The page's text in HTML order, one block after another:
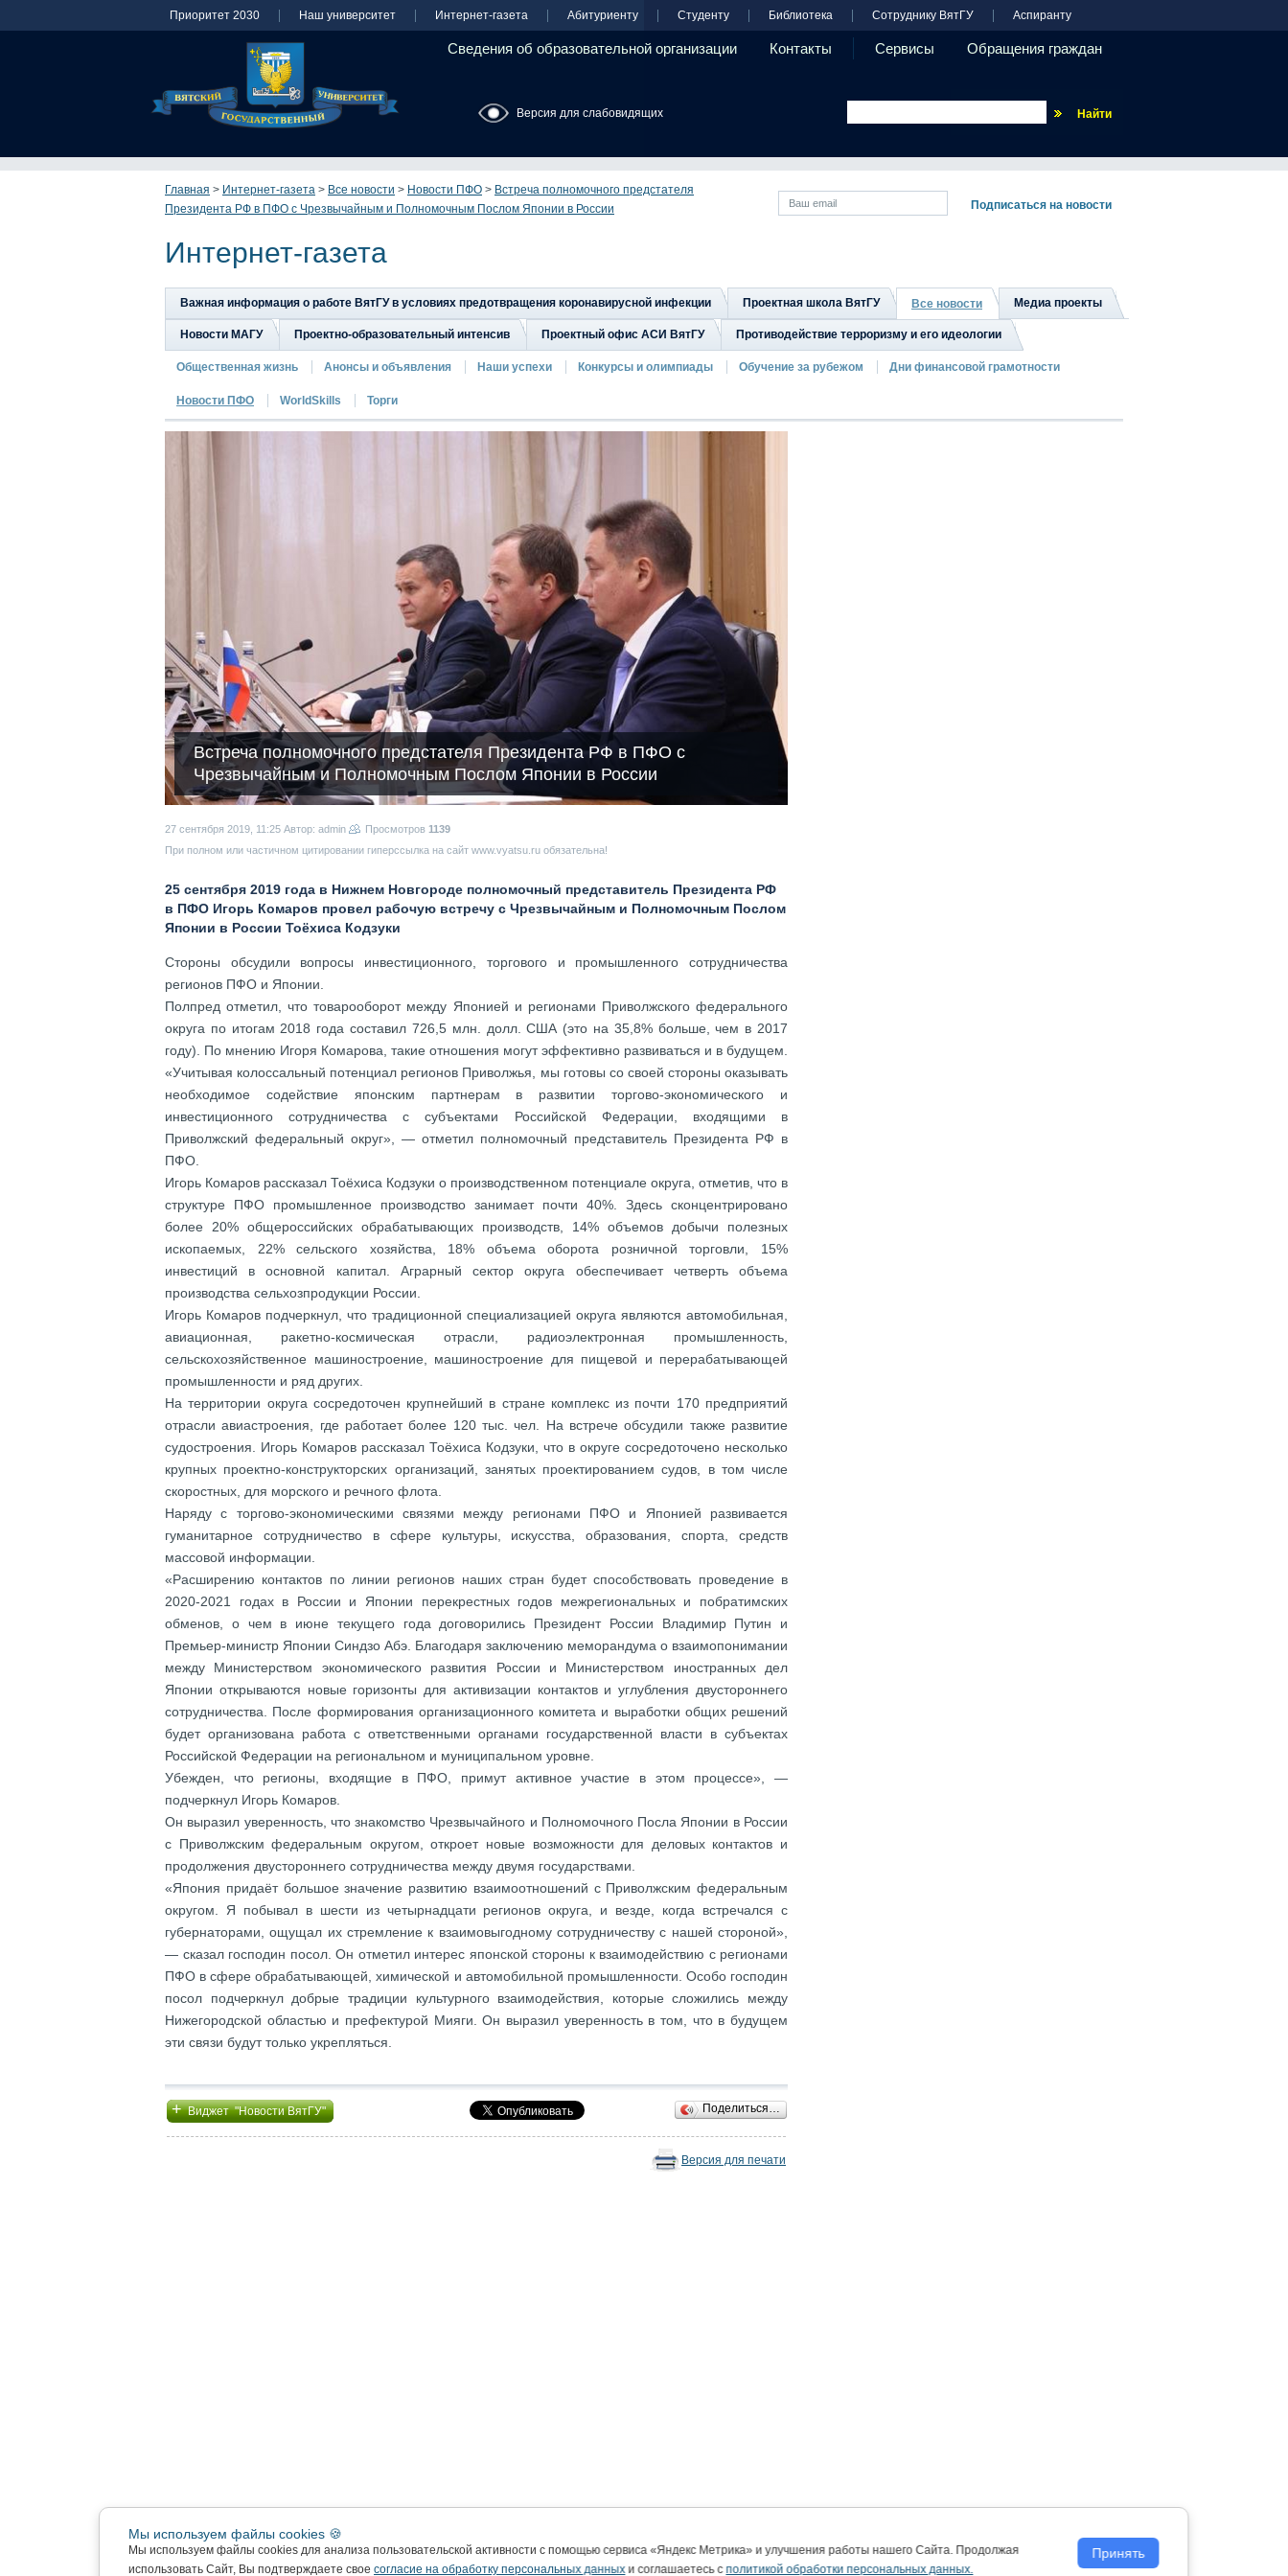
Приоритет 2030 Наш университет Интернет-газета Абитуриенту Студенту Библиотека Сотруднику ВятГУ Аспиранту
Сведения об образовательной организации Контакты Сервисы Обращения граждан
Версия для слабовидящих
Главная > Интернет-газета > Все новости > Новости ПФО > Встреча полномочного предстателя
Президента РФ в ПФО с Чрезвычайным и Полномочным Послом Японии в России
Интернет-газета
Важная информация о работе ВятГУ в условиях предотвращения коронавирусной инфекции Проектная школа ВятГУ Все новости Медиа проекты
Новости МАГУ Проектно-образовательный интенсив Проектный офис АСИ ВятГУ Противодействие терроризму и его идеологии
Общественная жизнь Анонсы и объявления Наши успехи Конкурсы и олимпиады Обучение за рубежом Дни финансовой грамотности
Новости ПФО WorldSkills Торги
Встреча полномочного предстателя Президента РФ в ПФО с
Чрезвычайным и Полномочным Послом Японии в России
27 сентября 2019, 11:25 Автор: admin Просмотров 1139
При полном или частичном цитировании гиперссылка на сайт www.vyatsu.ru обязательна!
25 сентября 2019 года в Нижнем Новгороде полномочный представитель Президента РФ
в ПФО Игорь Комаров провел рабочую встречу с Чрезвычайным и Полномочным Послом
Японии в России Тоёхиса Кодзуки
Стороны обсудили вопросы инвестиционного, торгового и промышленного сотрудничества
регионов ПФО и Японии.
Полпред отметил, что товарооборот между Японией и регионами Приволжского федерального
округа по итогам 2018 года составил 726,5 млн. долл. США (это на 35,8% больше, чем в 2017
году). По мнению Игоря Комарова, такие отношения могут эффективно развиваться и в будущем.
«Учитывая колоссальный потенциал регионов Приволжья, мы готовы со своей стороны оказывать
необходимое содействие японским партнерам в развитии торгово-экономического и
инвестиционного сотрудничества с субъектами Российской Федерации, входящими в
Приволжский федеральный округ», — отметил полномочный представитель Президента РФ в
ПФО.
Игорь Комаров рассказал Тоёхиса Кодзуки о производственном потенциале округа, отметив, что в
структуре ПФО промышленное производство занимает почти 40%. Здесь сконцентрировано
более 20% общероссийских обрабатывающих производств, 14% объемов добычи полезных
ископаемых, 22% сельского хозяйства, 18% объема оборота розничной торговли, 15%
инвестиций в основной капитал. Аграрный сектор округа обеспечивает четверть объема
производства сельхозпродукции России.
Игорь Комаров подчеркнул, что традиционной специализацией округа являются автомобильная,
авиационная, ракетно-космическая отрасли, радиоэлектронная промышленность,
сельскохозяйственное машиностроение, машиностроение для пищевой и перерабатывающей
промышленности и ряд других.
На территории округа сосредоточен крупнейший в стране комплекс из почти 170 предприятий
отрасли авиастроения, где работает более 120 тыс. чел. На встрече обсудили также развитие
судостроения. Игорь Комаров рассказал Тоёхиса Кодзуки, что в округе сосредоточено несколько
крупных проектно-конструкторских организаций, занятых проектированием судов, в том числе
скоростных, для морского и речного флота.
Наряду с торгово-экономическими связями между регионами ПФО и Японией развивается
гуманитарное сотрудничество в сфере культуры, искусства, образования, спорта, средств
массовой информации.
«Расширению контактов по линии регионов наших стран будет способствовать проведение в
2020-2021 годах в России и Японии перекрестных годов межрегиональных и побратимских
обменов, о чем в июне текущего года договорились Президент России Владимир Путин и
Премьер-министр Японии Синдзо Абэ. Благодаря заключению меморандума о взаимопонимании
между Министерством экономического развития России и Министерством иностранных дел
Японии открываются новые горизонты для активизации контактов и углубления двустороннего
сотрудничества. После формирования организационного комитета и выработки общих решений
будет организована работа с ответственными органами государственной власти в субъектах
Российской Федерации на региональном и муниципальном уровне.
Убежден, что регионы, входящие в ПФО, примут активное участие в этом процессе», —
подчеркнул Игорь Комаров.
Он выразил уверенность, что знакомство Чрезвычайного и Полномочного Посла Японии в России
с Приволжским федеральным округом, откроет новые возможности для деловых контактов и
продолжения двустороннего сотрудничества между двумя государствами.
«Япония придаёт большое значение развитию взаимоотношений с Приволжским федеральным
округом. Я побывал в шести из четырнадцати регионов округа, и везде, когда встречался с
губернаторами, ощущал их стремление к взаимовыгодному сотрудничеству с нашей стороной»,
— сказал господин посол. Он отметил интерес японской стороны к взаимодействию с регионами
ПФО в сфере обрабатывающей, химической и автомобильной промышленности. Особо господин
посол подчеркнул добрые традиции культурного взаимодействия, которые сложились между
Нижегородской областью и префектурой Мияги. Он выразил уверенность в том, что в будущем
эти связи будут только укрепляться.
+Виджет "Новости ВятГУ" Поделиться…
Версия для печати
Мы используем файлы cookies 🍪
Мы используем файлы cookies для анализа пользовательской активности с помощью сервиса «Яндекс Метрика» и улучшения работы нашего Сайта. Продолжая
использовать Сайт, Вы подтверждаете своесогласие на обработку персональных данныхи соглашаетесь сполитикой обработки персональных данных.
Принять